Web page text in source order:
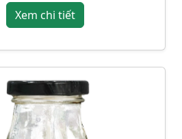
Xem chi tiết